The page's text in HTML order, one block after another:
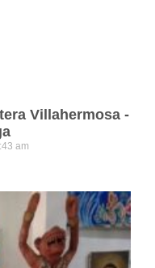
Villahermosa -
am